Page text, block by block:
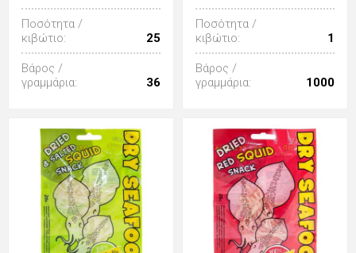
Ποσότητα /
κιβώτιο:
25
Βάρος /
γραμμάρια:
36
Ποσότητα /
κιβώτιο:
1
Βάρος /
γραμμάρια:
1000